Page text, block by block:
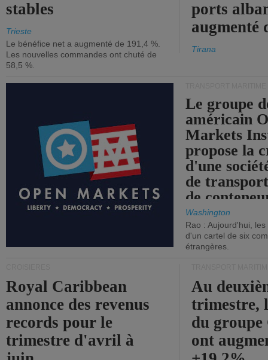
stables
Trieste
Le bénéfice net a augmenté de 191,4 %.
Les nouvelles commandes ont chuté de
58,5 %.
ports
augmenté
Tirana
Le groupe
américain
Markets
propose la
d'une
de
de
Washington
Rao : Aujourd'hui,
d'un cartel de six
étrangères.
Royal Caribbean
annonce des revenus
records pour le
trimestre d'avril à
Au
trimestre,
du
ont